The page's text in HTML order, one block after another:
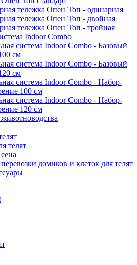
тележка Опен Топ - одинарная
тележка Опен Топ - двойная
тележка Опен Топ - тройная
Indoor Combo
система Indoor Combo - Базовый
см
система Indoor Combo - Базовый
см
система Indoor Combo - Набор-
100 см
система Indoor Combo - Набор-
120 см
телят
домиков и клеток для телят